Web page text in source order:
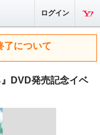
ログイン
了について
DVD発売記念イベ